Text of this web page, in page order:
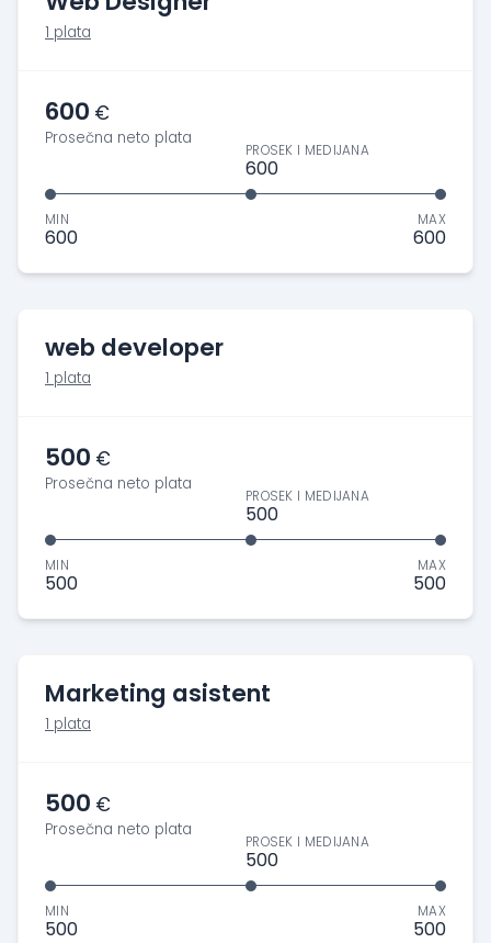
1 plata
600 €
Prosečna neto plata
MIN
600
PROSEK I MEDIJANA
600
MAX
600
web developer
1 plata
500 €
Prosečna neto plata
MIN
500
PROSEK I MEDIJANA
500
MAX
500
Marketing asistent
1 plata
500 €
Prosečna neto plata
MIN
500
PROSEK I MEDIJANA
500
MAX
500